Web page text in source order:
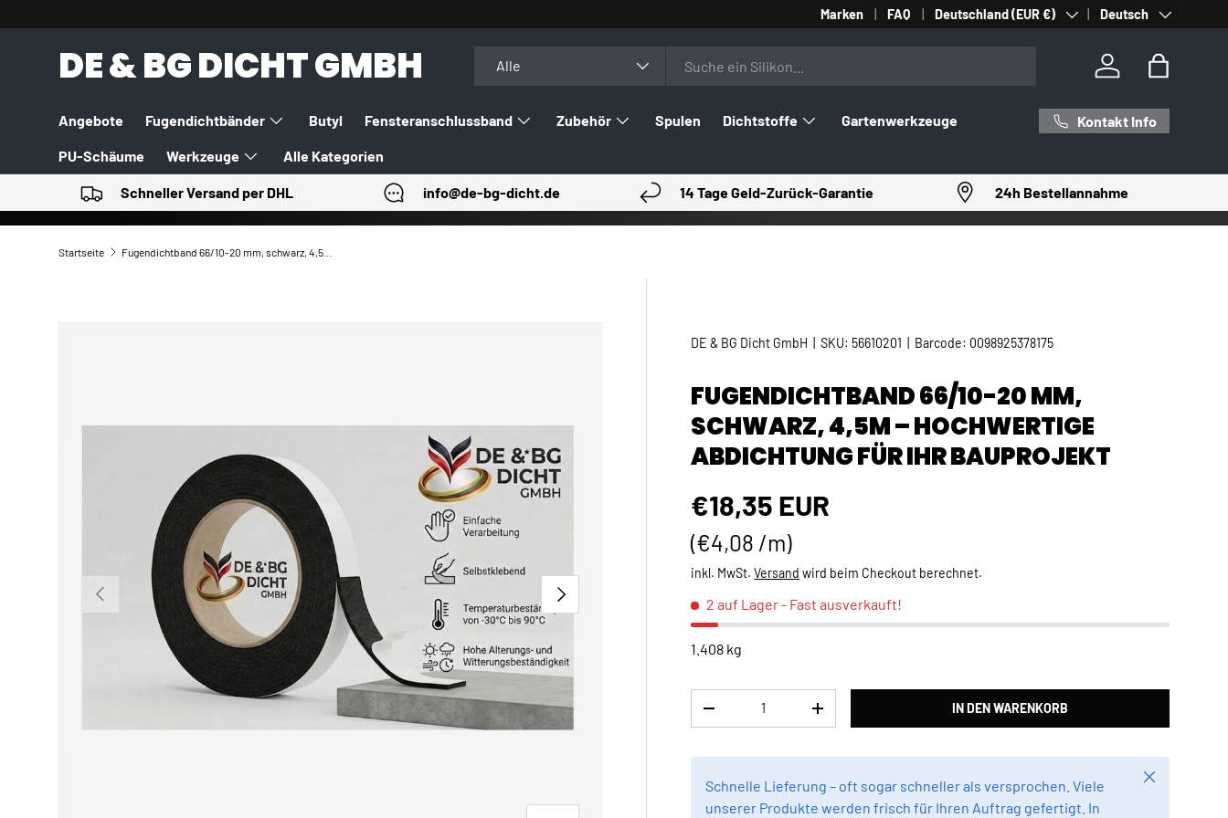
DIREKT ZUM INHALT
Marken FAQ Land/Region
Deutschland (EUR €) SpracheDeutsch
DE & BG DICHT GMBH Alle
Einloggen
Angebote Fugendichtbänder Butyl Fensteranschlussband Zubehör Spulen Dichtstoffe Gartenwerkzeuge
PU-Schäume Werkzeuge Alle Kategorien
Kontakt Info
Schneller Versand per DHL info@de-bg-dicht.de 14 Tage Geld-Zurück-Garantie 24h Bestellannahme
Startseite Fugendichtband 66/10-20 mm, schwarz, 4,5m – Hochwertige Abdichtung für Ihr Bauprojekt
VORHERIGE NÄCHSTE
DE & BG Dicht GmbH |SKU: 56610201 Barcode: 0098925378175
FUGENDICHTBAND 66/10-20 MM,
SCHWARZ, 4,5M – HOCHWERTIGE
ABDICHTUNG FÜR IHR BAUPROJEKT
Normaler Preis
€18,35 EUR
Grundpreis
€4,08 /m
inkl. MwSt.Versand wird beim Checkout berechnet.
2 auf Lager- Fast ausverkauft!
1.408 kg
MENGE VERRINGERNMENGE ERHÖHEN IN DEN WARENKORB
Schnelle Lieferung – oft sogar schneller als versprochen. Viele
unserer Produkte werden frisch für Ihren Auftrag gefertigt. In
Schließen